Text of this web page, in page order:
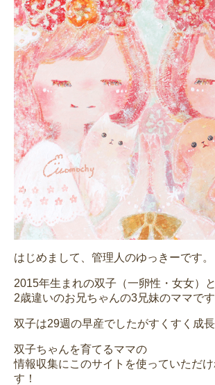
はじめまして、管理人のゆっきーです。
2015年生まれの双子（一卵性・女女）と
2歳違いのお兄ちゃんの3兄妹のママです
双子は29週の早産でしたがすくすく成長
双子ちゃんを育てるママの
情報収集にこのサイトを使っていただ
す！